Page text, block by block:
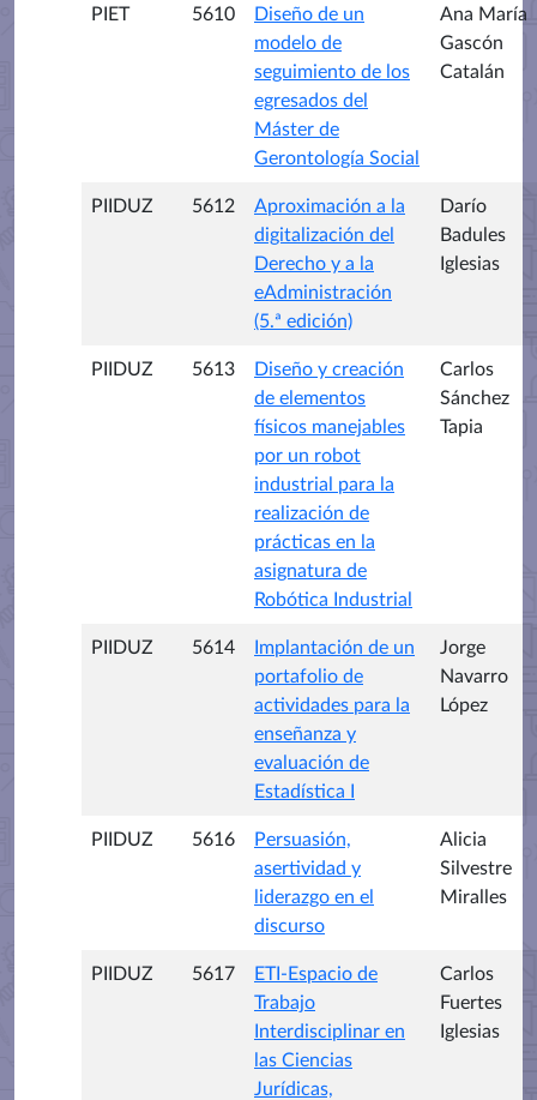
PIET 5610
Diseño de un
modelo de
seguimiento de los
egresados del
Máster de
Gerontología Social
Ana María
Gascón
Catalán
PIIDUZ 5612
Aproximación a la
digitalización del
Derecho y a la
eAdministración
(5.ª edición)
Darío
Badules
Iglesias
PIIDUZ 5613
Diseño y creación
de elementos
físicos manejables
por un robot
industrial para la
realización de
prácticas en la
asignatura de
Robótica Industrial
Carlos
Sánchez
Tapia
PIIDUZ 5614
Implantación de un
portafolio de
actividades para la
enseñanza y
evaluación de
Estadística I
Jorge
Navarro
López
PIIDUZ 5616
Persuasión,
asertividad y
liderazgo en el
discurso
Alicia
Silvestre
Miralles
PIIDUZ 5617
ETI-Espacio de
Trabajo
Interdisciplinar en
las Ciencias
Jurídicas,
Carlos
Fuertes
Iglesias